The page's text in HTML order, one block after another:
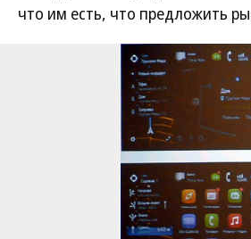
что им есть, что предложить